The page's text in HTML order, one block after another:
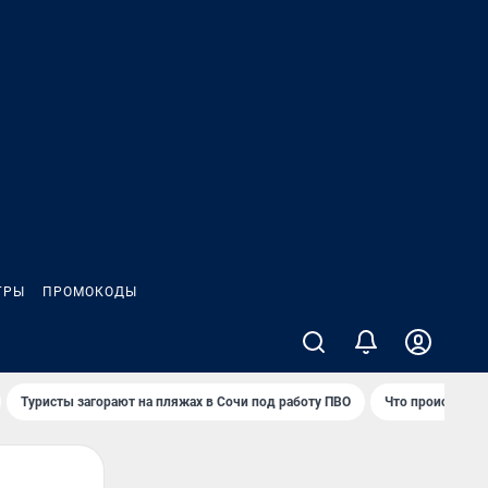
ПРОМОКОДЫ
Туристы загорают на пляжах в Сочи под работу ПВО Что происходит